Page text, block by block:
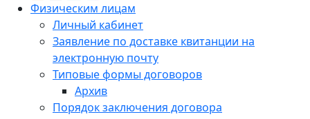
Физическим лицам
Личный кабинет
Заявление по доставке квитанции на
электронную почту
Типовые формы договоров
Архив
Порядок заключения договора